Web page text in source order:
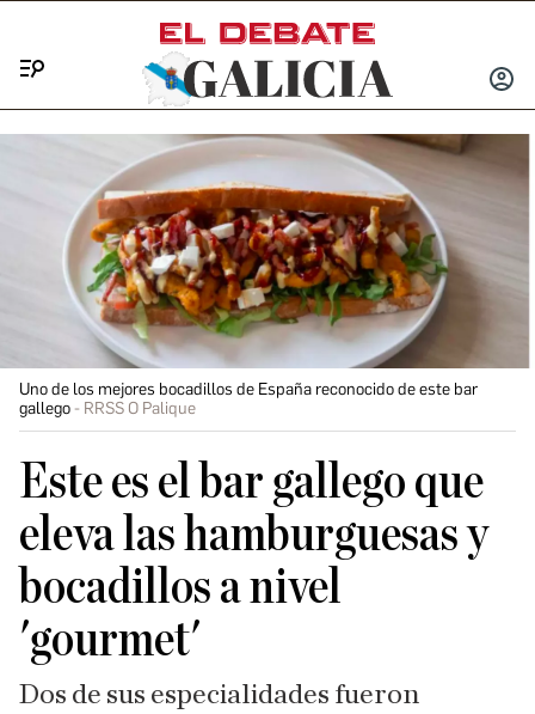
INICIAR
Uno de los mejores bocadillos de España reconocido de este bar
gallego
RRSS O Palique
Este es el bar gallego que
eleva las hamburguesas y
bocadillos a nivel
'gourmet'
Dos de sus especialidades fueron